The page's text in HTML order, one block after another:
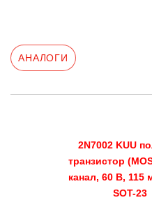
АНАЛОГИ
2N7002 KUU
транзистор
канал, 60 В, 115
SOT-23